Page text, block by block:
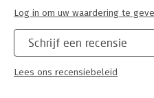
Schrijf een recensie
Lees ons recensiebeleid
Log in om uw waardering te